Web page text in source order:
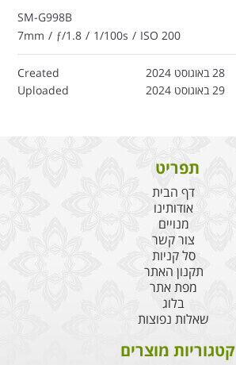
SM-G998B
7mm / ƒ/1.8 / 1/100s / ISO 200
Created
28 באוגוסט 2024
Uploaded
29 באוגוסט 2024
תפריט
דף הבית
אודותינו
מנויים
צור קשר
סל קניות
תקנון האתר
מפת אתר
בלוג
שאלות נפוצות
קטגוריות מוצרים